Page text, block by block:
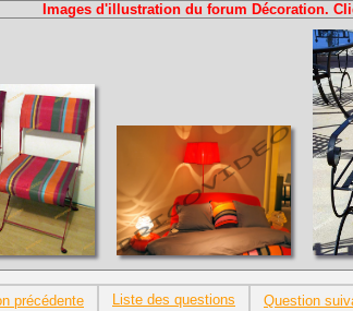
Images d'illustration du forum Décoration.
précédente Liste des questions Question